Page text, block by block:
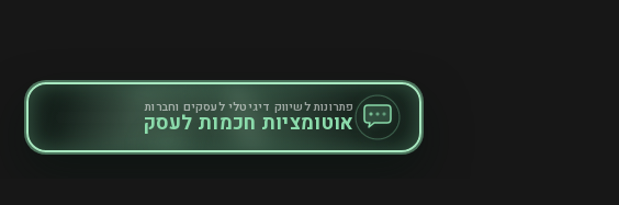
פתרונות לשיווק דיגיטלי לעסקים וחברות
אוטומציות חכמות לעסק